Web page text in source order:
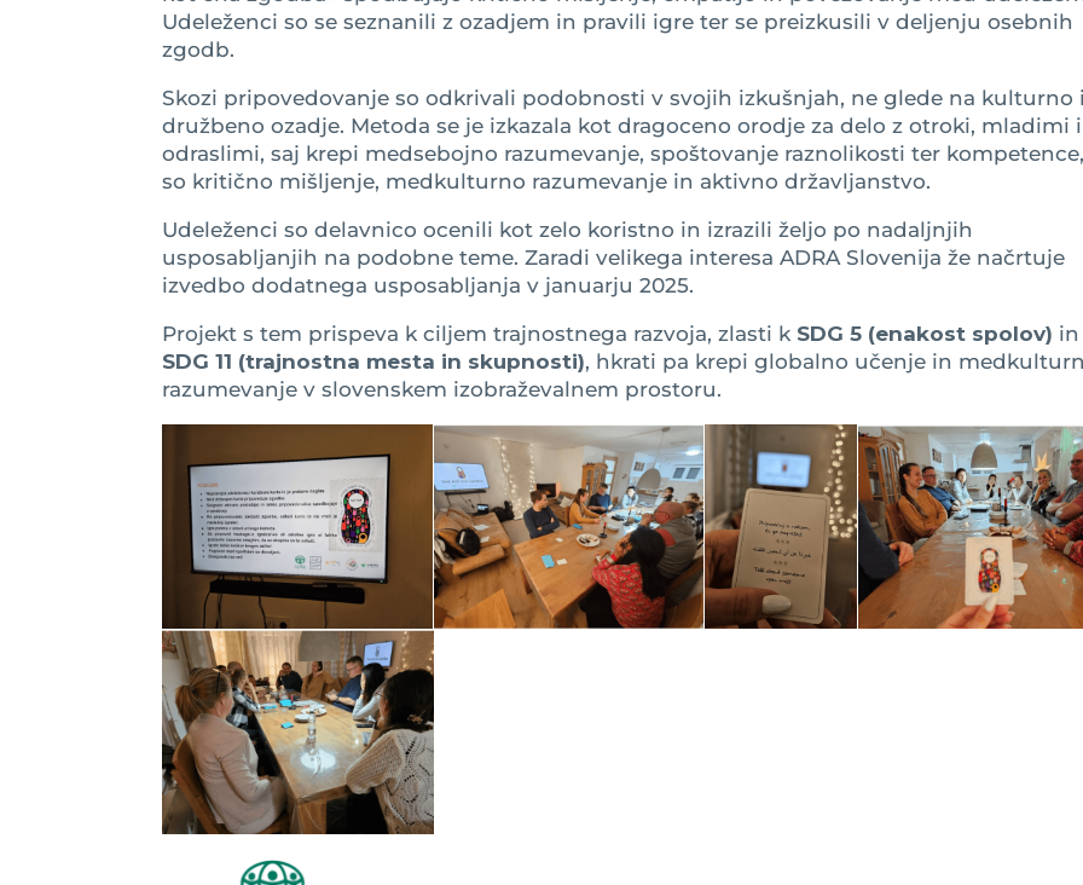
Udeleženci so se seznanili z ozadjem in pravili igre ter se preizkusili v deljenju osebnih
zgodb.
Skozi pripovedovanje so odkrivali podobnosti v svojih izkušnjah, ne glede na kulturno
družbeno ozadje. Metoda se je izkazala kot dragoceno orodje za delo z otroki, mladimi
odraslimi, saj krepi medsebojno razumevanje, spoštovanje raznolikosti ter
so kritično mišljenje, medkulturno razumevanje in aktivno državljanstvo.
Udeleženci so delavnico ocenili kot zelo koristno in izrazili željo po nadaljnjih
usposabljanjih na podobne teme. Zaradi velikega interesa ADRA Slovenija že načrtuje
izvedbo dodatnega usposabljanja v januarju 2025.
Projekt s tem prispeva k ciljem trajnostnega razvoja, zlasti k SDG 5 (enakost spolov) in
SDG 11 (trajnostna mesta in skupnosti), hkrati pa krepi globalno učenje in
razumevanje v slovenskem izobraževalnem prostoru.